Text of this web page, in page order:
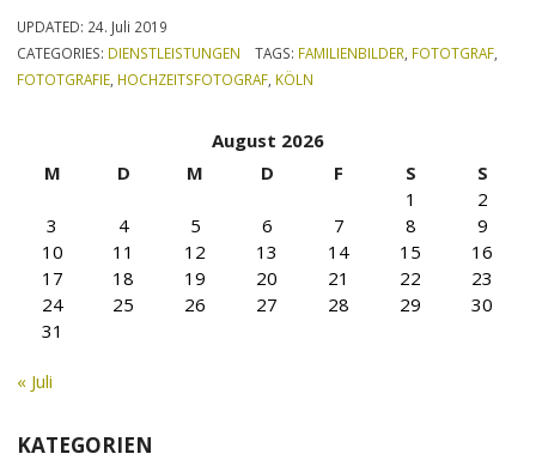
UPDATED: 24. Juli 2019
CATEGORIES: DIENSTLEISTUNGEN TAGS: FAMILIENBILDER FOTOTGRAF,
FOTOTGRAFIE HOCHZEITSFOTOGRAF KÖLN
August 2026
M
D M D F S
S
1
2
3
4 5 6 7 8
9
10
11 12 13 14 15
16
17
18 19 20 21 22
23
24
25 26 27 28 29
30
31
« Juli
KATEGORIEN